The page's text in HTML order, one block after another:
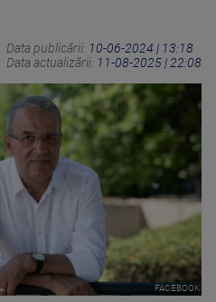
Data publicării: 10-06-2024 | 13:18
Data actualizării: 11-08-2025 | 22:08
FACEBOOK